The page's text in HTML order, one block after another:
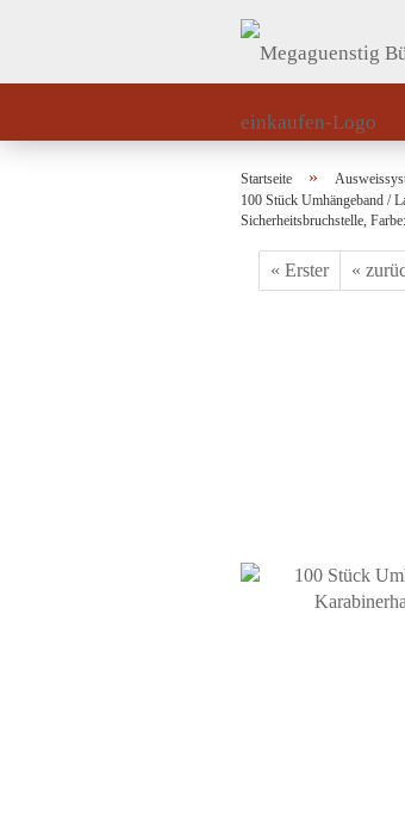
Startseite »
100 Stück Umhängeband /
Sicherheitsbruchstelle,
« Erster «